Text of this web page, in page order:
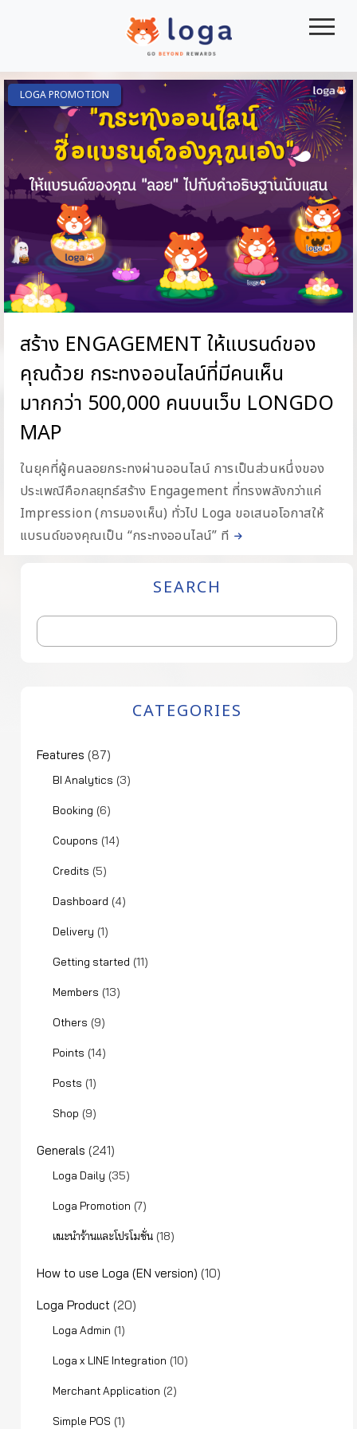
|||
LOGA PROMOTION
สร้าง ENGAGEMENT ให้แบรนด์ของ
คุณด้วย กระทงออนไลน์ที่มีคนเห็น
มากกว่า 500,000 คนบนเว็บ LONGDO
MAP
ในยุคที่ผู้คนลอยกระทงผ่านออนไลน์ การเป็นส่วนหนึ่งของ
ประเพณีคือกลยุทธ์สร้าง Engagement ที่ทรงพลังกว่าแค่
Impression (การมองเห็น) ทั่วไป Loga ขอเสนอโอกาสให้
แบรนด์ของคุณเป็น “กระทงออนไลน์” ที
SEARCH
CATEGORIES
Features (87)
BI Analytics (3)
Booking (6)
Coupons (14)
Credits (5)
Dashboard (4)
Delivery (1)
Getting started (11)
Members (13)
Others (9)
Points (14)
Posts (1)
Shop (9)
Generals (241)
Loga Daily (35)
Loga Promotion (7)
แนะนำร้านและโปรโมชั่น (18)
How to use Loga (EN version) (10)
Loga Product (20)
Loga Admin (1)
Loga x LINE Integration (10)
Merchant Application (2)
Simple POS (1)